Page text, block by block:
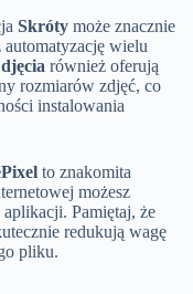
Skróty może znacznie
automatyzację wielu
również oferują
rozmiarów zdjęć, co
instalowania
to znakomita
możesz
Pamiętaj, że
redukują wagę
pliku.